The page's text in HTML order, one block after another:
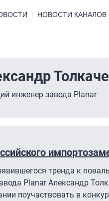
НОВОСТИ КАНАЛОВ
инженер завода Planar
тренда к
Planar Александр
поучаствовать в